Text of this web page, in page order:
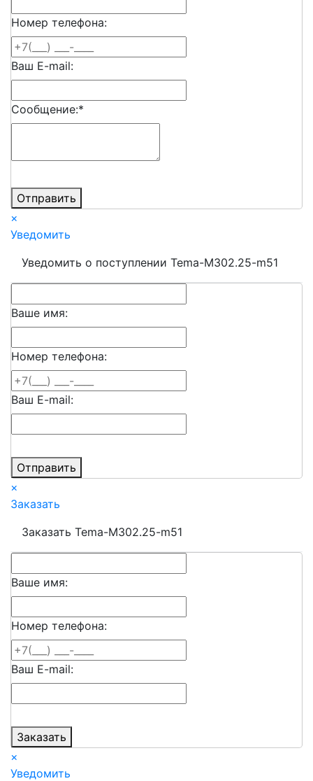
Номер телефона:
Ваш E-mail:
Сообщение:*
Отправить
×
Уведомить
Уведомить о поступлении Tema-M302.25-m51
Ваше имя:
Номер телефона:
Ваш E-mail:
Отправить
×
Заказать
Заказать Tema-M302.25-m51
Ваше имя:
Номер телефона:
Ваш E-mail:
Заказать
×
Уведомить